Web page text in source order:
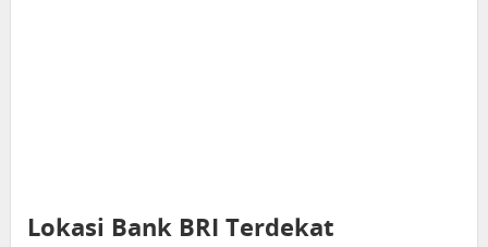
Lokasi Bank BRI Terdekat